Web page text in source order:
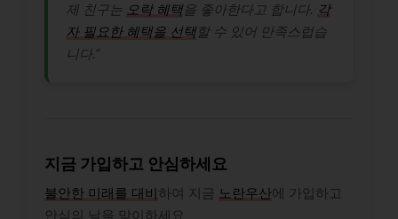
제 친구는 오락 혜택을 좋아한다고 합니다. 각
자 필요한 혜택을 선택할 수 있어 만족스럽습
니다.”
지금 가입하고 안심하세요
불안한 미래를 대비하여 지금 노란우산에 가입하고
안심의 날을 맞이하세요